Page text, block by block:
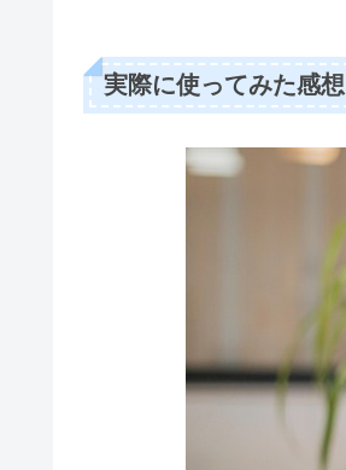
実際に使ってみた感想